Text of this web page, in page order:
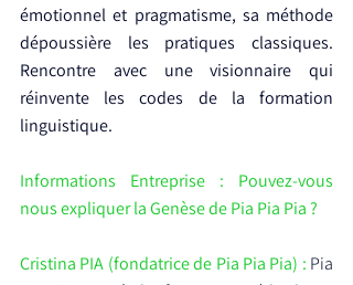
émotionnel et pragmatisme, sa méthode
dépoussière les pratiques classiques.
Rencontre avec une visionnaire qui
réinvente les codes de la formation
linguistique.
Informations Entreprise : Pouvez-vous
nous expliquer la Genèse de Pia Pia Pia ?
Cristina PIA (fondatrice de Pia Pia Pia) : Pia